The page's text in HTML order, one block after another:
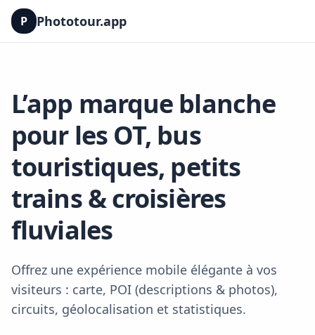
P Phototour.app
L’app marque blanche
pour les OT, bus
touristiques, petits
trains & croisières
fluviales
Offrez une expérience mobile élégante à vos
visiteurs : carte, POI (descriptions & photos),
circuits, géolocalisation et statistiques.